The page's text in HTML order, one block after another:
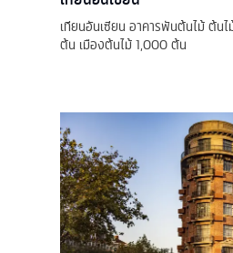
เทียนอันเซียน อาคารพันต้นไม้ ต้น
ต้น เมืองต้นไม้ 1,000 ต้น